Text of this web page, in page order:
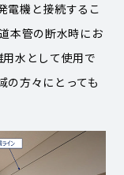
電機と接続するこ
本管の断水時にお
水として使用で
の方々にとっても